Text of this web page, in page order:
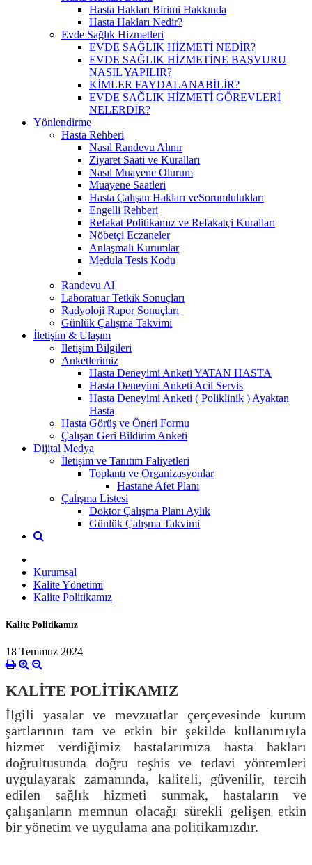
Hasta Hakları Birimi Hakkında
Hasta Hakları Nedir?
Evde Sağlık Hizmetleri
EVDE SAĞLIK HİZMETİ NEDİR?
EVDE SAĞLIK HİZMETİNE BAŞVURU
NASIL YAPILIR?
KİMLER FAYDALANABİLİR?
EVDE SAĞLIK HİZMETİ GÖREVLERİ
NELERDİR?
Yönlendirme
Hasta Rehberi
Nasıl Randevu Alınır
Ziyaret Saati ve Kuralları
Nasıl Muayene Olurum
Muayene Saatleri
Hasta Çalışan Hakları veSorumlulukları
Engelli Rehberi
Refakat Politikamız ve Refakatçi Kuralları
Nöbetçi Eczaneler
Anlaşmalı Kurumlar
Medula Tesis Kodu
Randevu Al
Laboratuar Tetkik Sonuçları
Radyoloji Rapor Sonuçları
Günlük Çalışma Takvimi
İletişim & Ulaşım
İletişim Bilgileri
Anketlerimiz
Hasta Deneyimi Anketi YATAN HASTA
Hasta Deneyimi Anketi Acil Servis
Hasta Deneyimi Anketi ( Poliklinik ) Ayaktan
Hasta
Hasta Görüş ve Öneri Formu
Çalışan Geri Bildirim Anketi
Dijital Medya
İletişim ve Tanıtım Faliyetleri
Toplantı ve Organizasyonlar
Hastane Afet Planı
Çalışma Listesi
Doktor Çalışma Planı Aylık
Günlük Çalışma Takvimi
Kurumsal
Kalite Yönetimi
Kalite Politikamız
Kalite Politikamız
18 Temmuz 2024
KALİTE POLİTİKAMIZ
İlgili yasalar ve mevzuatlar çerçevesinde kurum
şartlarının tam ve etkin bir şekilde kullanımıyla
hizmet verdiğimiz hastalarımıza hasta hakları
doğrultusunda doğru teşhis ve tedavi yöntemleri
uygulayarak zamanında, kaliteli, güvenilir, tercih
edilen sağlık hizmeti sunmak, hastaların ve
çalışanların memnun olacağı sürekli gelişen etkin
bir yönetim ve uygulama ana politikamızdır.